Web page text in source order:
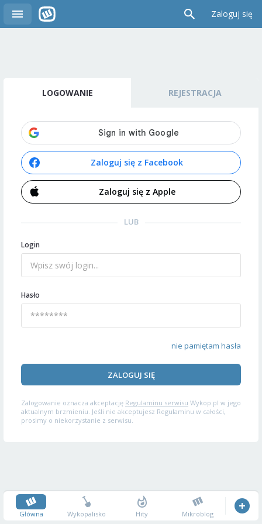
Zaloguj się
LOGOWANIE REJESTRACJA
Zaloguj się z Facebook
Zaloguj się z Apple
LUB
Login
Hasło
nie pamiętam hasła
ZALOGUJ SIĘ
Zalogowanie oznacza akceptację Regulaminu serwisu Wykop.pl w jego
aktualnym brzmieniu. Jeśli nie akceptujesz Regulaminu w całości,
prosimy o niekorzystanie z serwisu.
Główna Wykopalisko Hity Mikroblog